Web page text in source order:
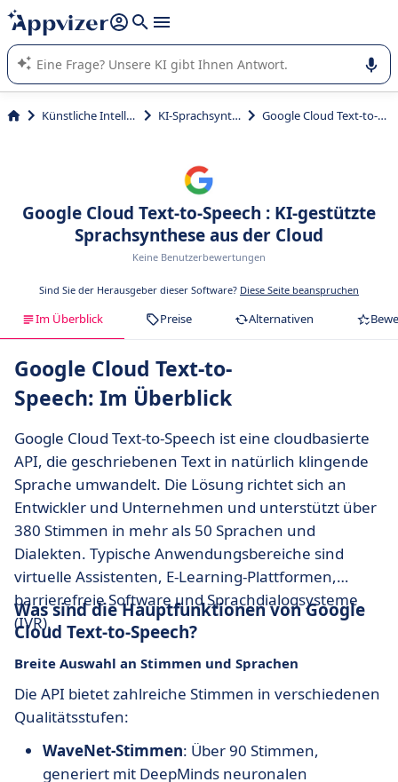
beantworten (mehrere Zeilen mit
Die KI von Appvizer führt Sie bei der Nutzung oder Auswahl
von SaaS-Software in Unternehmen.
Künstliche Intelligenz KI-Sprachsynthese Google Cloud Text-to-Speech
Google Cloud Text-to-Speech : KI-gestützte
Sprachsynthese aus der Cloud
Keine Benutzerbewertungen
Sind Sie der Herausgeber dieser Software? Diese Seite beanspruchen
Im Überblick Preise Alternativen
Google Cloud Text-to-
Speech: Im Überblick
Google Cloud Text-to-Speech ist eine cloudbasierte
API, die geschriebenen Text in natürlich klingende
Sprache umwandelt. Die Lösung richtet sich an
Entwickler und Unternehmen und unterstützt über
380 Stimmen in mehr als 50 Sprachen und
Dialekten. Typische Anwendungsbereiche sind
virtuelle Assistenten, E-Learning-Plattformen,
barrierefreie Software und Sprachdialogsysteme
(IVR).
Was sind die Hauptfunktionen von Google
Cloud Text-to-Speech?
Breite Auswahl an Stimmen und Sprachen
Die API bietet zahlreiche Stimmen in verschiedenen
Qualitätsstufen:
WaveNet-Stimmen: Über 90 Stimmen,
generiert mit DeepMinds neuronalen